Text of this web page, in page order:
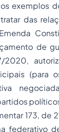
exemplos
das
de
2020,
(para
173, de
federativo